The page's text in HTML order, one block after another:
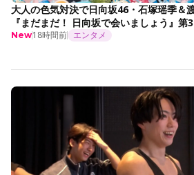
大人の色気対決で日向坂46・石塚瑶季＆
『まだまだ！ 日向坂で会いましょう』第
New18時間前 エンタメ